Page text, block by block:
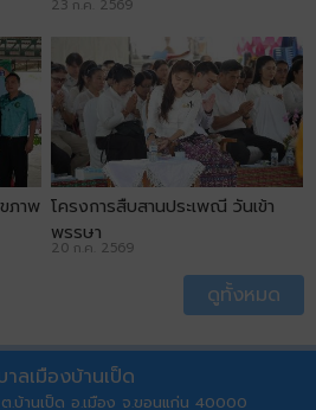
23 ก.ค. 2569
ภาพ โครงการสืบสานประเพณี วันเข้า
พรรษา
20 ก.ค. 2569
ดูทั้งหมด
าลเมืองบ้านเป็ด
.บ้านเป็ด อ.เมือง จ.ขอนแก่น 40000